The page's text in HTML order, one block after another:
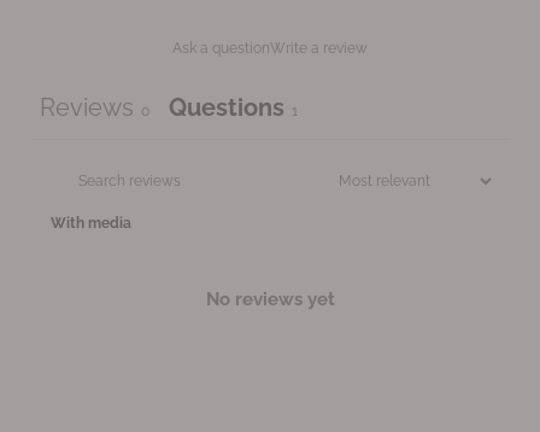
Ask a questionWrite a review
Reviews 0 Questions 1
With media
No reviews yet